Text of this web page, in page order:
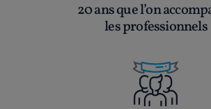
20 ans que l’on
les professionnels